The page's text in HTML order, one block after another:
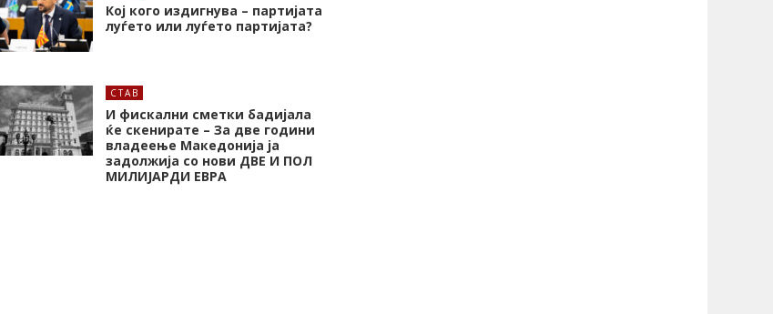
Кој кого издигнува – партијата
луѓето или луѓето партијата?
СТАВ
И фискални сметки бадијала
ќе скенирате – За две години
владеење Македонија ја
задолжија со нови ДВЕ И ПОЛ
МИЛИЈАРДИ ЕВРА